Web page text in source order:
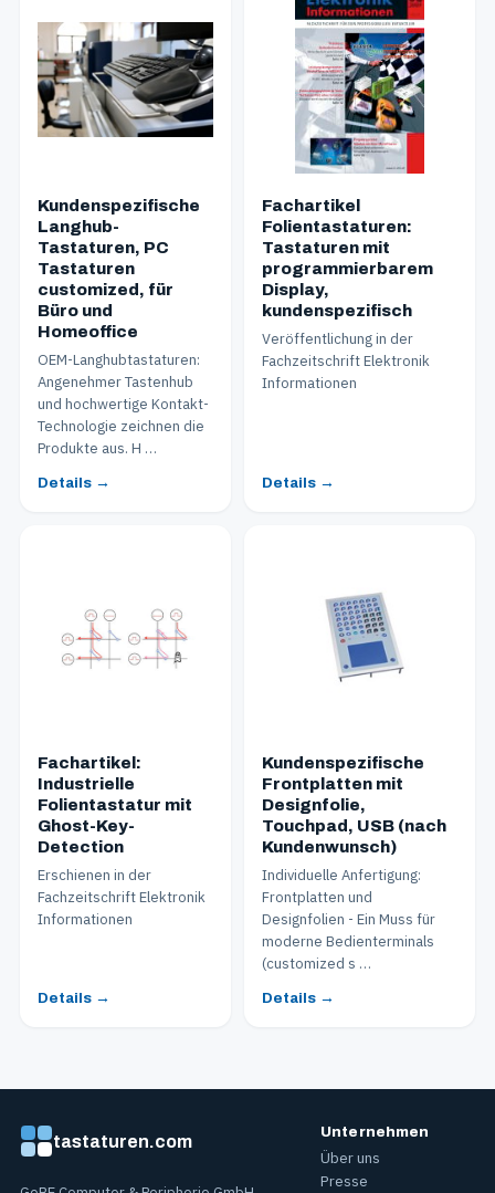
Kundenspezifische
Langhub-
Tastaturen, PC
Tastaturen
customized, für
Büro und
Homeoffice
OEM-Langhubtastaturen:
Angenehmer Tastenhub
und hochwertige Kontakt-
Technologie zeichnen die
Produkte aus. H …
Details →
Fachartikel
Folientastaturen:
Tastaturen mit
programmierbarem
Display,
kundenspezifisch
Veröffentlichung in der
Fachzeitschrift Elektronik
Informationen
Details →
Fachartikel:
Industrielle
Folientastatur mit
Ghost-Key-
Detection
Erschienen in der
Fachzeitschrift Elektronik
Informationen
Details →
Kundenspezifische
Frontplatten mit
Designfolie,
Touchpad, USB (nach
Kundenwunsch)
Individuelle Anfertigung:
Frontplatten und
Designfolien - Ein Muss für
moderne Bedienterminals
(customized s …
Details →
tastaturen.com Unternehmen
Über uns
Presse